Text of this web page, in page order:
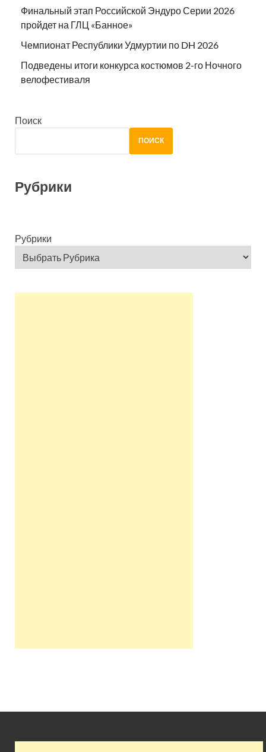
Финальный этап Российской Эндуро Серии 2026
пройдет на ГЛЦ «Банное»
Чемпионат Республики Удмуртии по DH 2026
Подведены итоги конкурса костюмов 2-го Ночного
велофестиваля
Поиск
ПОИСК
Рубрики
Рубрики